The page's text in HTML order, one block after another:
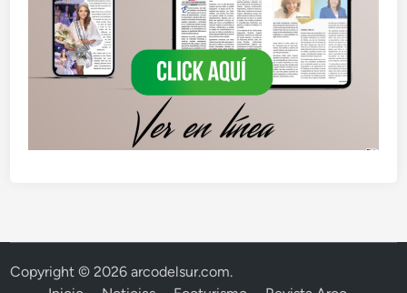
Copyright © 2026arcodelsur.com.